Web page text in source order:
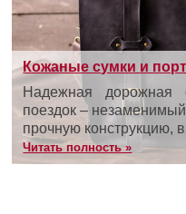
Кожаные сумки и
Надежная дорожная
поездок –
прочную конструкцию,
Читать полность »